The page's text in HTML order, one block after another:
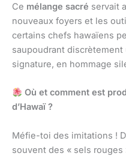
Ce mélange sacré servait
nouveaux foyers et les
certains chefs hawaïens
saupoudrant discrètement
signature, en hommage
Où et comment est
d’Hawaï ?
Méfie-toi des imitations !
souvent des « sels